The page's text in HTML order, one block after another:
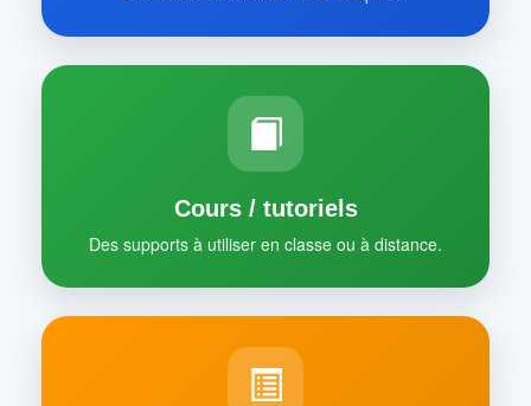
Cours / tutoriels
Des supports à utiliser en classe ou à distance.